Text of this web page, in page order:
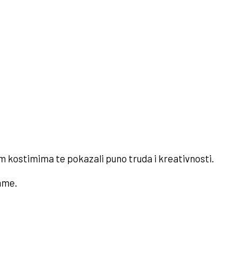
kostimima te pokazali puno truda i kreativnosti.